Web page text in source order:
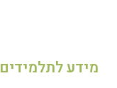
מידע לתלמידים